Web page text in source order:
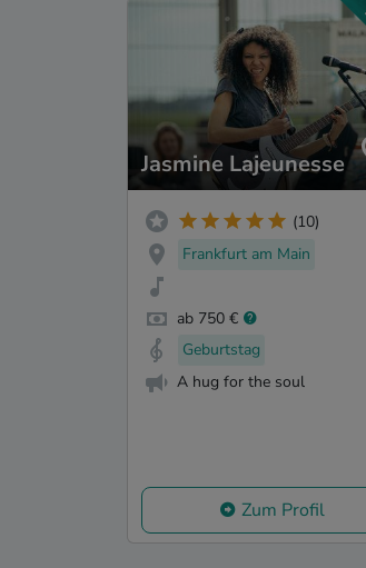
Jasmine Lajeunesse
(10)
Frankfurt am Main
ab 750 €
Geburtstag
A hug for the soul
Zum Profil